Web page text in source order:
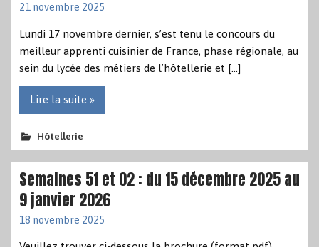
21 novembre 2025
Lundi 17 novembre dernier, s’est tenu le concours du
meilleur apprenti cuisinier de France, phase régionale, au
sein du lycée des métiers de l’hôtellerie et […]
Lire la suite »
Hôtellerie
Semaines 51 et 02 : du 15 décembre 2025 au
9 janvier 2026
18 novembre 2025